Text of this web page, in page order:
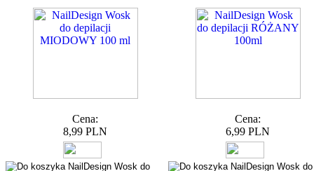
Cena:
8,99 PLN
Cena:
6,99 PLN